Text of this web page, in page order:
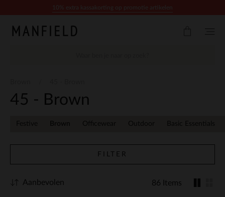
45 - Brown
Festive Brown Officewear Outdoor Basic Essentials
FILTER
86 Items
Aanbevolen